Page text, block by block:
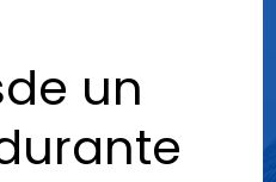
un